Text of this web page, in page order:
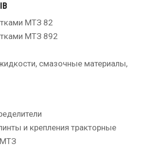
МТЗ 82
МТЗ 892
смазочные материалы,
и крепления тракторные